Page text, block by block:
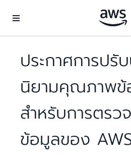
ประกาศการปรั
นิยามคุณภาพข้
สำหรับการตร
ข้อมูลของ